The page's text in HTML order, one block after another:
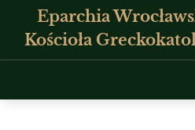
Eparchia
Kościoła